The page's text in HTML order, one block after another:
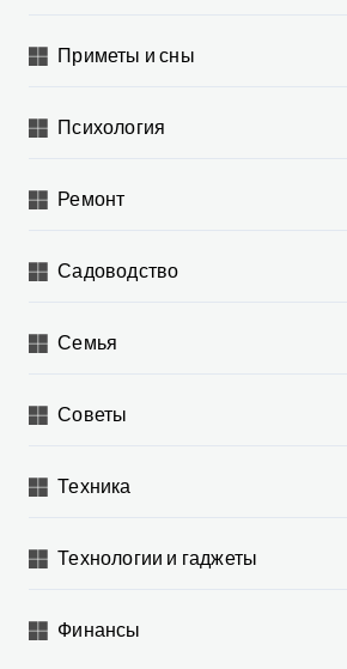
Приметы и сны
Психология
Ремонт
Садоводство
Семья
Советы
Техника
Технологии и гаджеты
Финансы